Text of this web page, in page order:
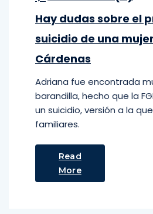
Hay dudas sobre el
suicidio de una
Cárdenas
Adriana fue encontrada
barandilla, hecho que la
un suicidio, versión a la
familiares.
Read
More